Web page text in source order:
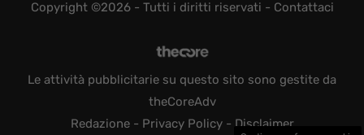
Copyright ©2026 - Tutti i diritti riservati - Contattaci
Le attività pubblicitarie su questo sito sono gestite da
theCoreAdv
Redazione- Privacy Policy- Disclaimer